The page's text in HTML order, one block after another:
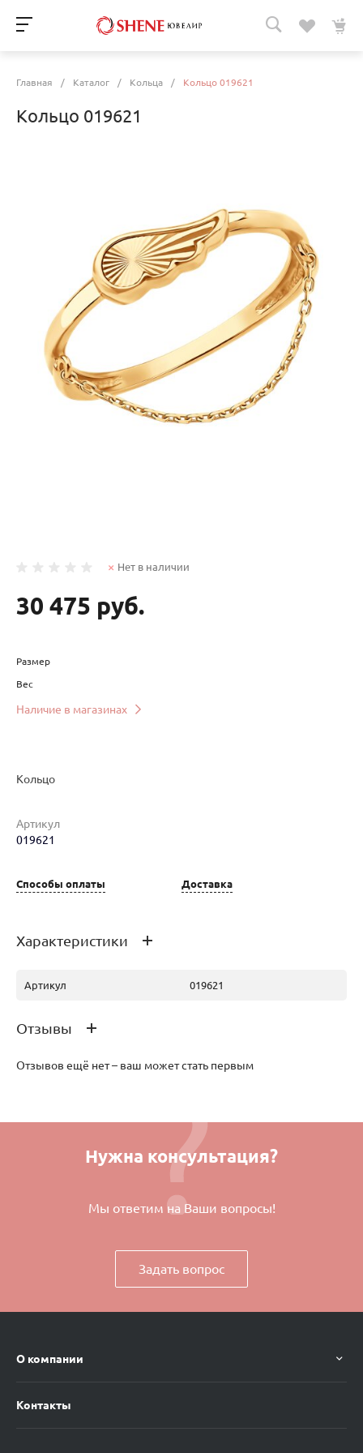
Главная / Каталог / Кольца / Кольцо 019621
Кольцо 019621
Нет в наличии
30 475 руб.
Размер
Вес
Наличие в магазинах
Кольцо (29862627) 16.5
Кольцо
Артикул
019621
Способы оплаты Доставка
Характеристики
Артикул 019621
Отзывы
Отзывов ещё нет – ваш может стать первым
Нужна консультация?
Мы ответим на Ваши вопросы!
Задать вопрос
О компании
Контакты